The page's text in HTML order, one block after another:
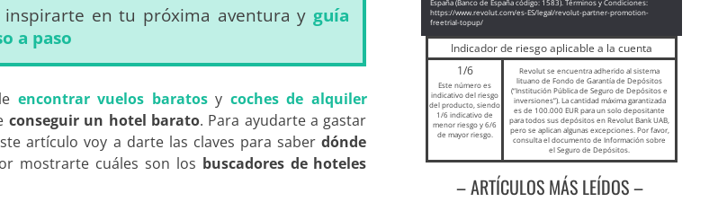
en tu próxima aventura yguía
a paso
encontrar vuelos baratosy coches de alquiler
conseguir un hotel barato. Para ayudarte a gastar
artículo voy a darte las claves para saberdónde
mostrarte cuáles son los buscadores de hoteles
España (Banco de España código: 1583). Términos y Condiciones:
https://www.revolut.com/es-ES/legal/revolut-partner-promotion-
freetrial-topup/
Indicador de riesgo aplicable a la cuenta
1/6
Este número es
indicativo del riesgo
del producto, siendo
1/6 indicativo de
menor riesgo y 6/6
de mayor riesgo.
Revolut se encuentra adherido al sistema
lituano de Fondo de Garantía de Depósitos
(“Institución Pública de Seguro de Depósitos e
inversiones”). La cantidad máxima garantizada
es de 100.000 EUR para un solo depositante
para todos sus depósitos en Revolut Bank UAB,
pero se aplican algunas excepciones. Por favor,
consulta el documento de Información sobre
el Seguro de Depósitos.
– ARTÍCULOS MÁS LEÍDOS –